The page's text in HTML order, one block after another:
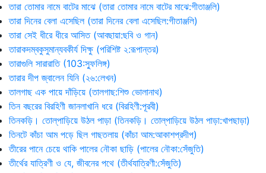
তারা তোমার নামে বাটের মাঝে (তারা তোমার নামে বাটের মাঝে:গীতাঞ্জলি)
তারা দিনের বেলা এসেছিল (তারা দিনের বেলা এসেছিল:গীতাঞ্জলি)
তারা সেই ধীরে ধীরে আসিত (আবছায়া:ছবি ও গান)
তারাকদম্বকুসুমান্যবকীর্য দিক্ষু (পরিশিষ্ট ২:রূপান্তর)
তারাগুলি সারারাতি (103:স্ফুলিঙ্গ)
তারার দীপ জ্বালেন যিনি (২৬:লেখন)
তালগাছ এক পায়ে দাঁড়িয়ে (তালগাছ:শিশু ভোলানাথ)
তিন বছরের বিরহিণী জানলাখানি ধরে (বিরহিণী:পূরবী)
তিনকড়ি। তোল্‌পাড়িয়ে উঠল পাড়া (তিনকড়ি। তোল্‌পাড়িয়ে উঠল পাড়া:খাপছাড়া)
তিনটে কাঁচা আম পড়ে ছিল গাছতলায় (কাঁচা আম:আকাশপ্রদীপ)
তীরের পানে চেয়ে থাকি পালের নৌকা ছাড়ি (পালের নৌকা:সেঁজুতি)
তীর্থের যাত্রিণী ও যে, জীবনের পথে (তীর্থযাত্রিণী:সেঁজুতি)